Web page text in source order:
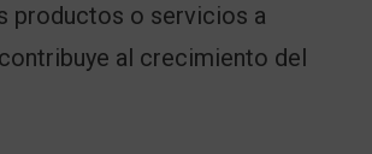
productos o servicios a
al crecimiento del